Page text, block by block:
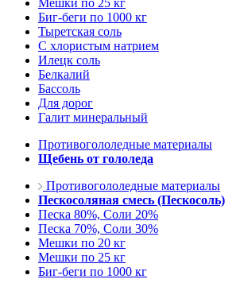
Мешки по 25 кг
Биг-беги по 1000 кг
Тыретская соль
С хлористым натрием
Илецк соль
Белкалий
Бассоль
Для дорог
Галит минеральный
Противогололедные материалы
Щебень от гололеда
Противогололедные материалы
Пескосоляная смесь (Пескосоль)
Песка 80%, Соли 20%
Песка 70%, Соли 30%
Мешки по 20 кг
Мешки по 25 кг
Биг-беги по 1000 кг